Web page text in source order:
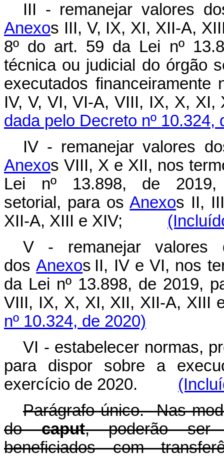
III - remanejar valores
Anexos III, V, IX, XI, XII-A,
8º do art. 59 da Lei nº
técnica ou judicial do órgão
executados
IV, V, VI, VI-A, VIII, IX, X,
dada pelo Decreto nº 10.324,
IV - remanejar valores
Anexos VIII, X e XII, nos
Lei nº 13.898, de 2019,
setorial, para osAnexos II,
XII-A, XIII e XIV;
V - remanejar valores
dosAnexos II, IV e VI, nos
da Lei nº 13.898, de 2019,
VIII, IX, X, XI, XII, XII-A,
nº 10.324, de 2020)
VI - estabelecer normas,
para dispor sobre a
exercício de 2020.
Parágrafo único. Nas
docaput, poderão ser
beneficiados com